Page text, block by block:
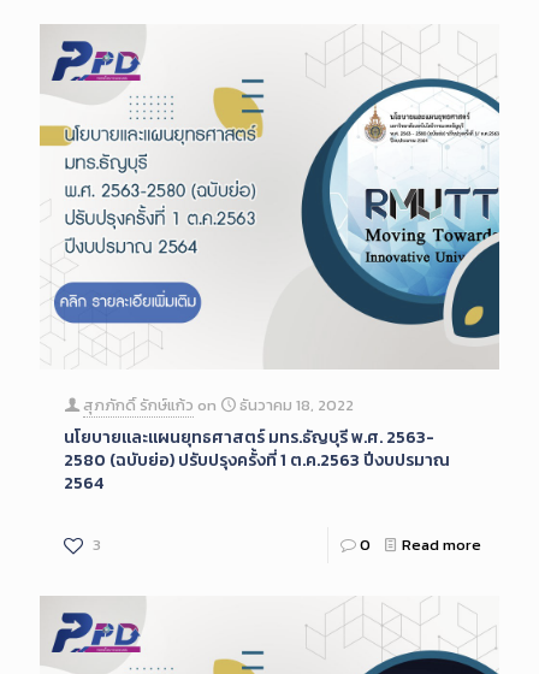
สุภภักดิ์ รักษ์แก้ว on ธันวาคม 18, 2022
นโยบายและแผนยุทธศาสตร์ มทร.ธัญบุรี พ.ศ. 2563-
2580 (ฉบับย่อ) ปรับปรุงครั้งที่ 1 ต.ค.2563 ปีงบปรมาณ
2564
3 0 Read more